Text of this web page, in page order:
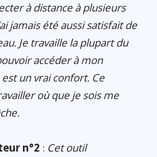
à distance à plusieurs
jamais été aussi satisfait de
Je travaille la plupart du
accéder à mon
un vrai confort. Ce
où que je sois me
n°2 : Cet outil